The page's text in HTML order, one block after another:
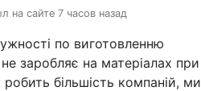
на сайте 7 часов назад
по виготовленню
заробляє на матеріалах при
більшість компаній, ми